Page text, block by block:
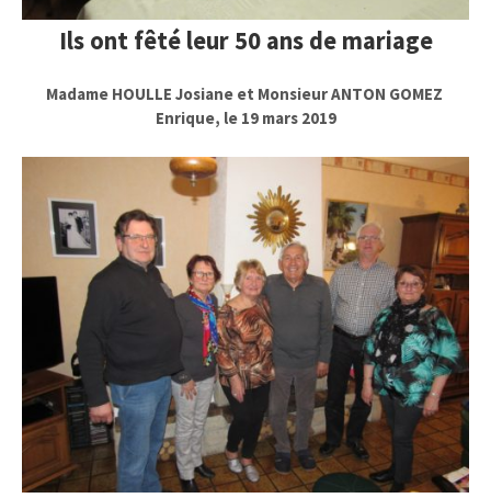
Ils ont fêté leur 50 ans de mariage
Madame HOULLE Josiane et Monsieur ANTON GOMEZ
Enrique, le 19 mars 2019